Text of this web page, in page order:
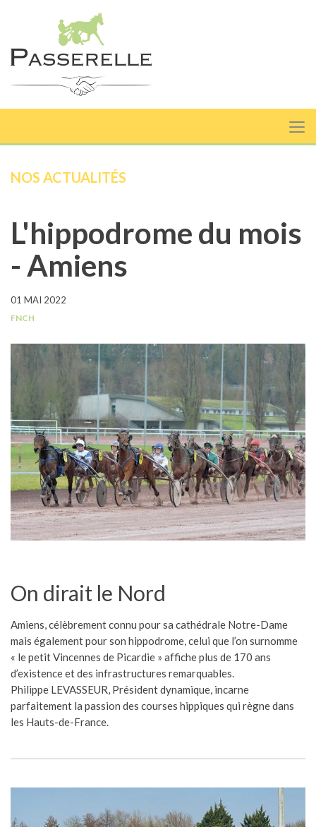
NOS ACTUALITÉS
L'hippodrome du mois
- Amiens
01 MAI 2022
FNCH
On dirait le Nord
Amiens, célèbrement connu pour sa cathédrale Notre-Dame
mais également pour son hippodrome, celui que l’on surnomme
« le petit Vincennes de Picardie » affiche plus de 170 ans
d’existence et des infrastructures remarquables.
Philippe LEVASSEUR, Président dynamique, incarne
parfaitement la passion des courses hippiques qui règne dans
les Hauts-de-France.